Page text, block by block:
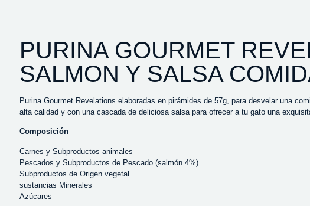
PURINA GOURMET
SALMON Y SALSA
Purina Gourmet Revelations elaboradas en pirámides de 57g, para desvelar una
alta calidad y con una cascada de deliciosa salsa para ofrecer a tu gato una
Composición
Carnes y Subproductos animales
Pescados y Subproductos de Pescado (salmón 4%)
Subproductos de Origen vegetal
sustancias Minerales
Azúcares